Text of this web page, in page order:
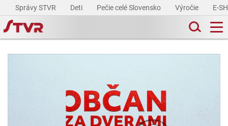
Správy STVR Deti Pečie celé Slovensko Výročie E-